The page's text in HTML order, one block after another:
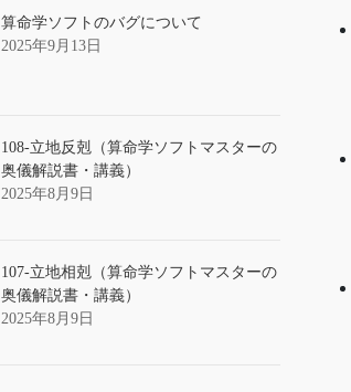
算命学ソフトのバグについて
2025年9月13日
108-立地反剋（算命学ソフトマスターの
奥儀解説書・講義）
2025年8月9日
107-立地相剋（算命学ソフトマスターの
奥儀解説書・講義）
2025年8月9日